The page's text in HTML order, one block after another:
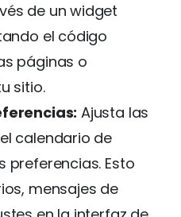
de un widget
el código
páginas o
sitio.
Ajusta las
calendario de
preferencias. Esto
mensajes de